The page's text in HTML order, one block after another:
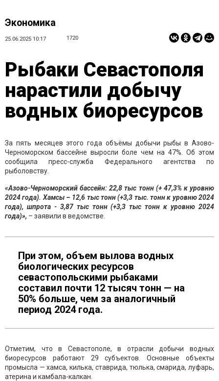
Экономика
25.06.2025 10:17 1720
Рыбаки Севастополя
нарастили добычу
водных биоресурсов
За пять месяцев этого года объёмы добычи рыбы в Азово-
Черноморском бассейне выросли боле чем на 47%. Об этом
сообщила пресс-служба Федерального агентства по
рыболовству.
«Азово-Черноморский бассейн: 22,8 тыс тонн (+ 47,3% к уровню
2024 года). Хамсы – 12,6 тыс тонн (+3,3 тыс. тонн к уровню 2024
года), шпрота - 3,87 тыс тонн (+3,3 тыс тонн к уровню 2024
года)», – заявили в ведомстве.
При этом, объем вылова водных
биологических ресурсов
севастопольскими рыбаками
составил почти 12 тысяч тонн — на
50% больше, чем за аналогичный
период 2024 года.
Отметим, что в Севастополе, в отрасли добычи водных
биоресурсов работают 29 субъектов. Основные объекты
промысла — хамса, килька, ставрида, тюлька, смарида, луфарь,
атерина и камбала-калкан.